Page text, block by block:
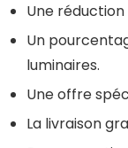
Une
Un
luminaires.
Une offre
La livraison